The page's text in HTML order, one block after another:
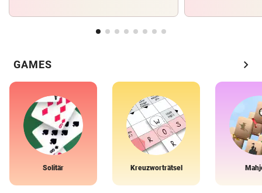
GAMES chevron_right
Solitär Kreuzworträtsel